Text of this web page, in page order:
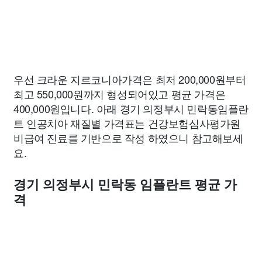
우선 크라운 지르코니아가격은 최저 200,000원부터
최고 550,000원까지 형성되어있고 평균 가격은
400,000원입니다. 아래 경기 의정부시 민락동임플란
트 인공치아 재질별 가격표는 건강보험심사평가원
비급여 진료를 기반으로 작성 하였으니 참고해보세
요.
경기 의정부시 민락동 임플란트 평균 가
격